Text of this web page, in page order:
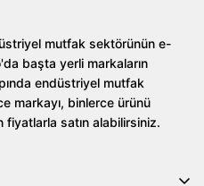
mutfak sektörünün e-
başta yerli markaların
endüstriyel mutfak
markayı, binlerce ürünü
fiyatlarla satın alabilirsiniz.